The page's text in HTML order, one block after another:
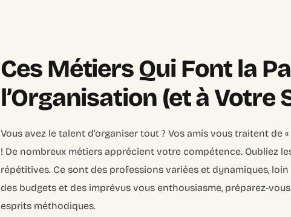
Ces Métiers Qui Font la
l’Organisation (et à Votre
Vous avez le talent d’organiser tout ? Vos amis vous traitent de
! De nombreux métiers apprécient votre compétence. Oubliez
répétitives. Ce sont des professions variées et dynamiques,
des budgets et des imprévus vous enthousiasme, préparez-
esprits méthodiques.